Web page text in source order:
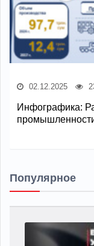
02.12.2025
Инфографика:
Популярное